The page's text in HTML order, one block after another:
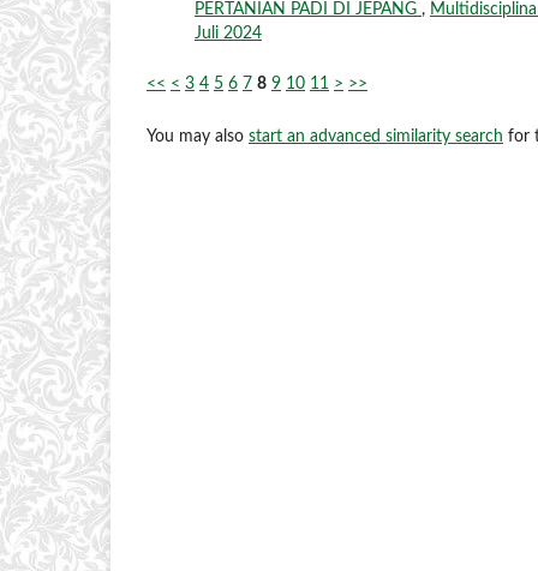
PERTANIAN PADI DI JEPANG ,
Juli 2024
<< < 3 4 5 6 7 8 9 10 11 > >>
You may also start an advanced similarity search for